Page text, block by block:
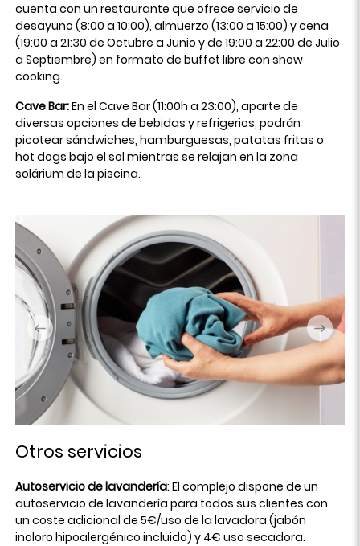
cuenta con un restaurante que ofrece servicio de
desayuno (8:00 a 10:00), almuerzo (13:00 a 15:00) y cena
(19:00 a 21:30 de Octubre a Junio y de 19:00 a 22:00 de Julio
a Septiembre) en formato de buffet libre con show
cooking.
Cave Bar:En el Cave Bar (11:00h a 23:00), aparte de
diversas opciones de bebidas y refrigerios, podrán
picotear sándwiches, hamburguesas, patatas fritas o
hot dogs bajo el sol mientras se relajan en la zona
solárium de la piscina.
Otros servicios
Autoservicio de lavandería: El complejo dispone de un
autoservicio de lavandería para todos sus clientes con
un coste adicional de 5€/uso de la lavadora (jabón
inoloro hipoalergénico incluido) y 4€ uso secadora.